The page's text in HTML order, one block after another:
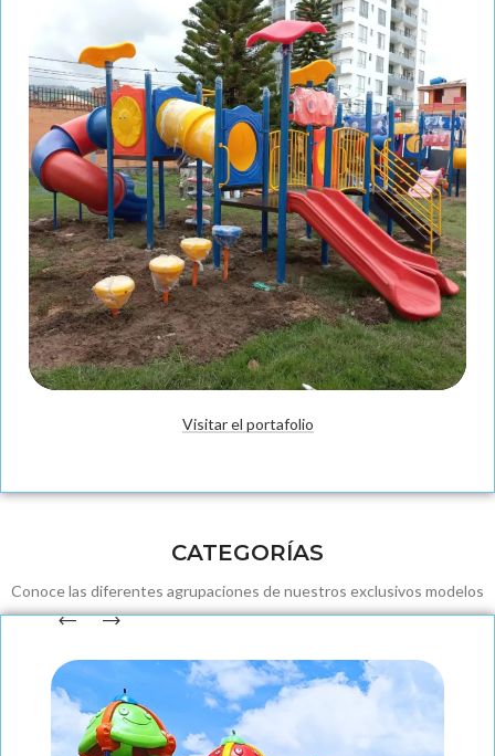
Visitar el portafolio
CATEGORÍAS
Conoce las diferentes agrupaciones de nuestros exclusivos modelos